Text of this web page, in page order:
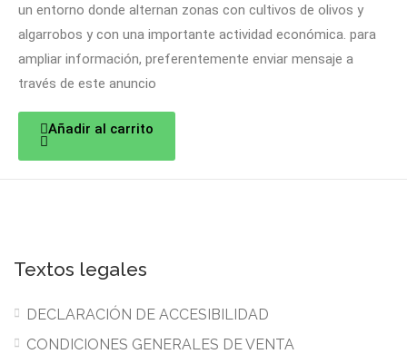
un entorno donde alternan zonas con cultivos de olivos y
algarrobos y con una importante actividad económica. para
ampliar información, preferentemente enviar mensaje a
través de este anuncio
Añadir al carrito
Textos legales
DECLARACIÓN DE ACCESIBILIDAD
CONDICIONES GENERALES DE VENTA